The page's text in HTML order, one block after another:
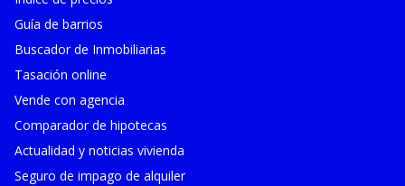
Guía de barrios
Buscador de Inmobiliarias
Tasación online
Vende con agencia
Comparador de hipotecas
Actualidad y noticias vivienda
Seguro de impago de alquiler